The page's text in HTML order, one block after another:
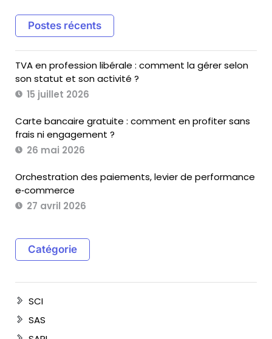
Postes récents
TVA en profession libérale : comment la gérer selon
son statut et son activité ?
15 juillet 2026
Carte bancaire gratuite : comment en profiter sans
frais ni engagement ?
26 mai 2026
Orchestration des paiements, levier de performance
e‑commerce
27 avril 2026
Catégorie
SCI
SAS